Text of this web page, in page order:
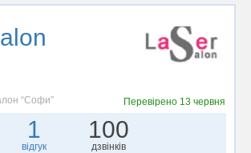
“Софи” Перевірено 13 червня
1
відгук
100
дзвінків